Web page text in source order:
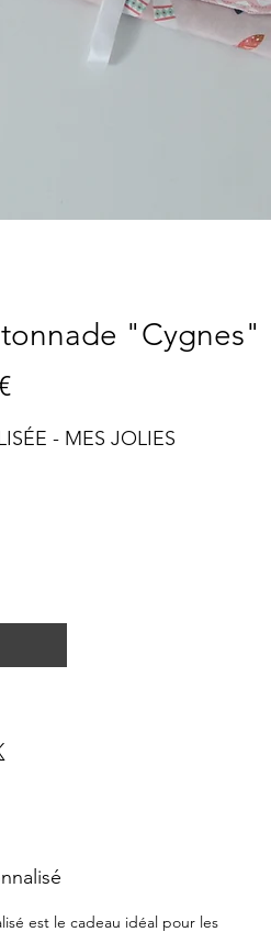
"Cygnes"
Prix
promotionnel
- MES JOLIES
est le cadeau idéal pour les